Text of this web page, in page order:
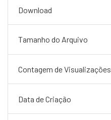
Download
Tamanho do Arquivo
Contagem de Visualizações
Data de Criação